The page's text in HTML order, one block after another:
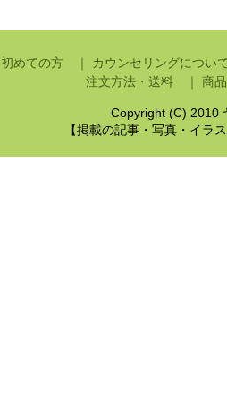
初めての方 ｜
カウンセリングにつ
注文方法・送料 ｜
商
Copyright (C) 2010
【掲載の記事・写真・イラ